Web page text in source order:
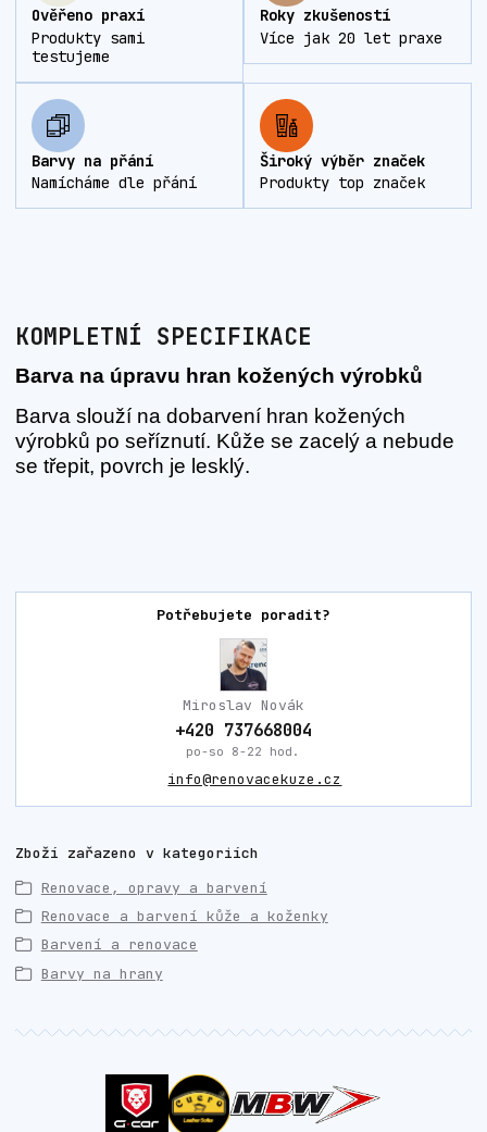
Ověřeno praxí
Produkty sami
testujeme
Roky zkušeností
Více jak 20 let praxe
Barvy na přání
Namícháme dle přání
Široký výběr značek
Produkty top značek
KOMPLETNÍ SPECIFIKACE
Barva na úpravu hran kožených výrobků
Barva slouží na dobarvení hran kožených
výrobků po seříznutí. Kůže se zacelý a nebude
se třepit, povrch je lesklý.
Potřebujete poradit?
Miroslav Novák
+420 737668004
po-so 8-22 hod.
info@renovacekuze.cz
Zboží zařazeno v kategoriích
Renovace, opravy a barvení
Renovace a barvení kůže a koženky
Barvení a renovace
Barvy na hrany